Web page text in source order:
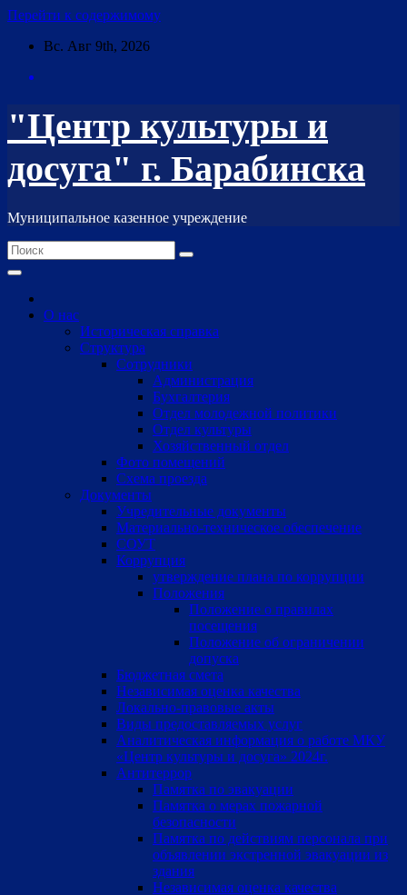
Перейти к содержимому
Вс. Авг 9th, 2026
"Центр культуры и
досуга" г. Барабинска
Муниципальное казенное учреждение
О нас
Историческая справка
Структура
Сотрудники
Администрация
Бухгалтерия
Отдел молодежной политики
Отдел культуры
Хозяйственный отдел
Фото помещений
Схема проезда
Документы
Учредительные документы
Материально-техническое обеспечение
СОУТ
Коррупция
утверждение плана по коррупции
Положения
Положение о правилах
посещения
Положение об ограничении
допуска
Бюджетная смета
Независимая оценка качества
Локально-правовые акты
Виды предоставляемых услуг
Аналитическая информация о работе МКУ
«Центр культуры и досуга» 2024г.
Антитеррор
Памятка по эвакуации
Памятка о мерах пожарной
безопасности
Памятка по действиям персонала при
объявлении экстренной эвакуации из
здания
Независимая оценка качества